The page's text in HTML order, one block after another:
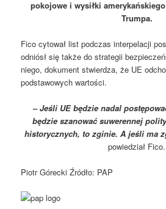
pokojowe i wysiłki
Trumpa.
Fico cytował list podczas interpelacji
odniósł się także do strategii
niego, dokument stwierdza, że UE
podstawowych wartości.
–Jeśli UE będzie nadal
będzie szanować suwerennej
historycznych, to zginie. A jeśli ma
powiedział Fico.
Piotr Górecki Źródło: PAP